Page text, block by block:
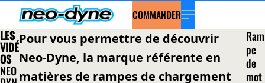
COMMANDER
LES
VIDÉ
OS
NEO
Pour vous permettre de découvrir
Neo-Dyne, la marque référente en
matières de rampes de chargement
Ram
pe
de
mot